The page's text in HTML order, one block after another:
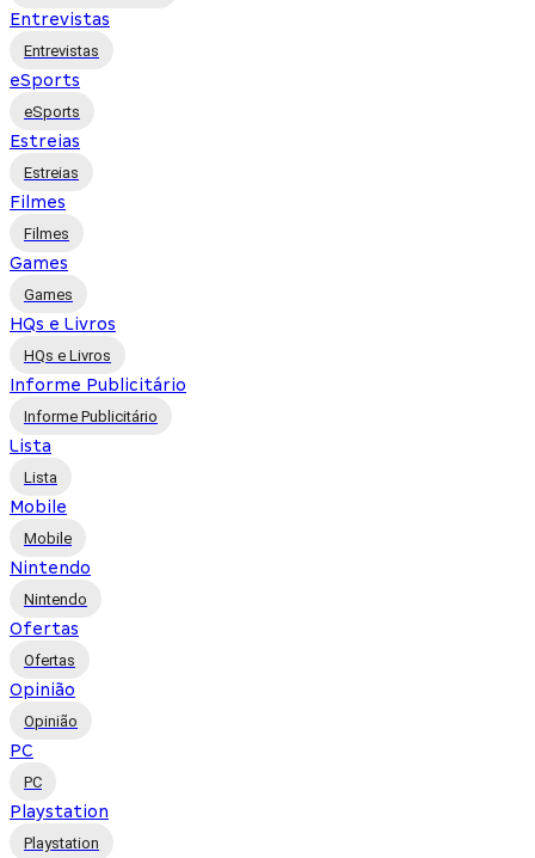
Entrevistas
Entrevistas
eSports
eSports
Estreias
Estreias
Filmes
Filmes
Games
Games
HQs e Livros
HQs e Livros
Informe Publicitário
Informe Publicitário
Lista
Lista
Mobile
Mobile
Nintendo
Nintendo
Ofertas
Ofertas
Opinião
Opinião
PC
PC
Playstation
Playstation